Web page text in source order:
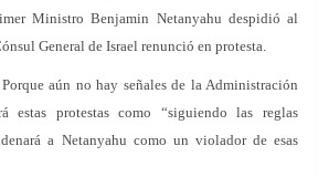
Ministro Benjamin Netanyahu despidió al
General de Israel renunció en protesta.
aún no hay señales de la Administración
estas protestas como “siguiendo las reglas
a Netanyahu como un violador de esas